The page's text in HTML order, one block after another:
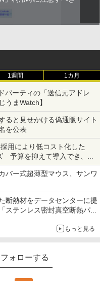
1週間 1カ月
パーティの「送信元アドレ
うまWatch】
ると見せかける偽通販サイト
を公表
用により低コスト化した
予算を抑えて導入でき、
能
バー式超薄型マウス、サンワ
断熱材をデータセンターに提
テンレス密封真空断熱パネ
もっと見る
ォローする